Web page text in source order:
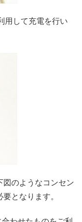
用して充電を行い
図のようなコンセン
となります。